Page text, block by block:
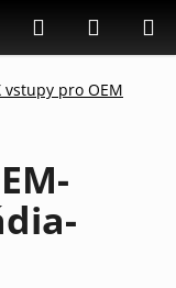
Hledat
KOŠÍK
vstupy pro OEM